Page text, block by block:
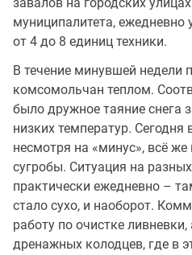
муниципалитета, ежедневно
от 4 до 8 единиц техники.
В течение минувшей недели
комсомольчан теплом.
было дружное таяние снега
низких температур. Сегодня
несмотря на «минус», всё
сугробы. Ситуация на
практически ежедневно –
стало сухо, и наоборот.
работу по очистке
дренажных колодцев, где в